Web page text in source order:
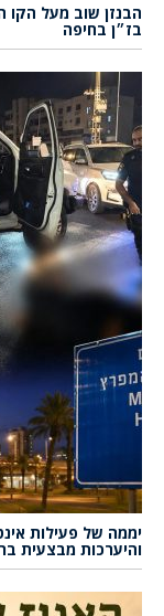
בז״ן בחיפה
יממה של פעילות
והיערכות מבצעית